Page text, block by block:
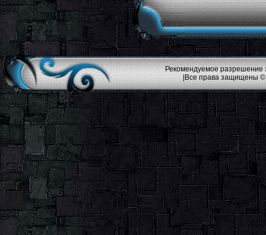
Рекомендуемое разрешение
|Все права защищены